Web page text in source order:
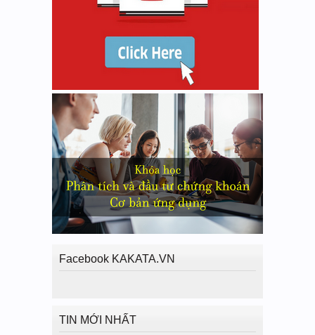
Facebook KAKATA.VN
TIN MỚI NHẤT